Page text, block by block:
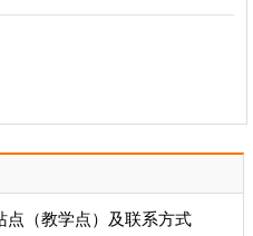
点（教学点）及联系方式